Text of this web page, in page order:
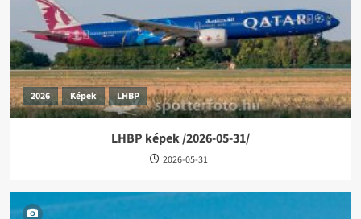
2026 Képek LHBP
LHBP képek /2026-05-31/
2026-05-31